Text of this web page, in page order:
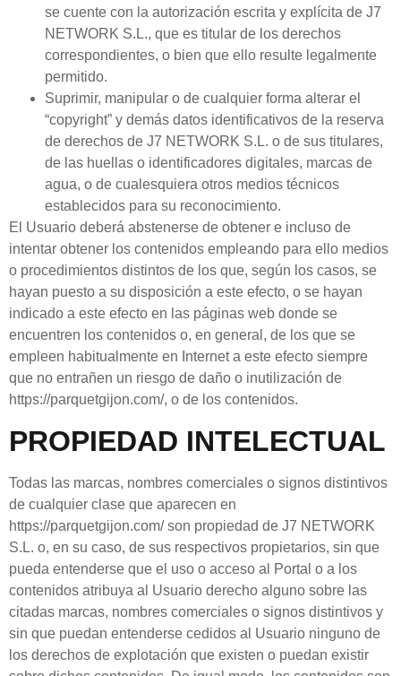
se cuente con la autorización escrita y explícita de J7
NETWORK S.L., que es titular de los derechos
correspondientes, o bien que ello resulte legalmente
permitido.
Suprimir, manipular o de cualquier forma alterar el
“copyright” y demás datos identificativos de la reserva
de derechos de J7 NETWORK S.L. o de sus titulares,
de las huellas o identificadores digitales, marcas de
agua, o de cualesquiera otros medios técnicos
establecidos para su reconocimiento.
El Usuario deberá abstenerse de obtener e incluso de
intentar obtener los contenidos empleando para ello medios
o procedimientos distintos de los que, según los casos, se
hayan puesto a su disposición a este efecto, o se hayan
indicado a este efecto en las páginas web donde se
encuentren los contenidos o, en general, de los que se
empleen habitualmente en Internet a este efecto siempre
que no entrañen un riesgo de daño o inutilización de
https://parquetgijon.com/, o de los contenidos.
PROPIEDAD INTELECTUAL
Todas las marcas, nombres comerciales o signos distintivos
de cualquier clase que aparecen en
https://parquetgijon.com/son propiedad de J7 NETWORK
S.L. o, en su caso, de sus respectivos propietarios, sin que
pueda entenderse que el uso o acceso al Portal o a los
contenidos atribuya al Usuario derecho alguno sobre las
citadas marcas, nombres comerciales o signos distintivos y
sin que puedan entenderse cedidos al Usuario ninguno de
los derechos de explotación que existen o puedan existir